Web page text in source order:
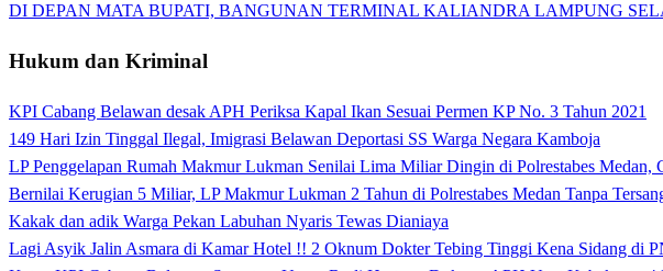
DI DEPAN MATA BUPATI, BANGUNAN TERMINAL KALIANDRA LAMPUNG
Hukum dan Kriminal
KPI Cabang Belawan desak APH Periksa Kapal Ikan Sesuai Permen KP No. 3 Tahun 2021
149 Hari Izin Tinggal Ilegal, Imigrasi Belawan Deportasi SS Warga Negara Kamboja
LP Penggelapan Rumah Makmur Lukman Senilai Lima Miliar Dingin di Polrestabes Medan,
Bernilai Kerugian 5 Miliar, LP Makmur Lukman 2 Tahun di Polrestabes Medan Tanpa
Kakak dan adik Warga Pekan Labuhan Nyaris Tewas Dianiaya
Lagi Asyik Jalin Asmara di Kamar Hotel !! 2 Oknum Dokter Tebing Tinggi Kena Sidang di